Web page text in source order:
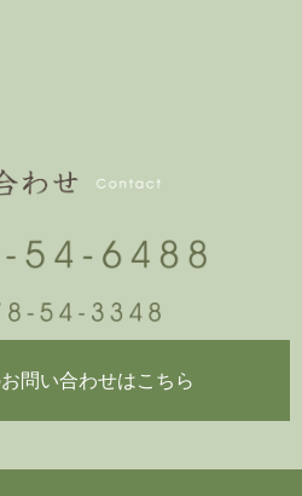
問い合わせはこちら